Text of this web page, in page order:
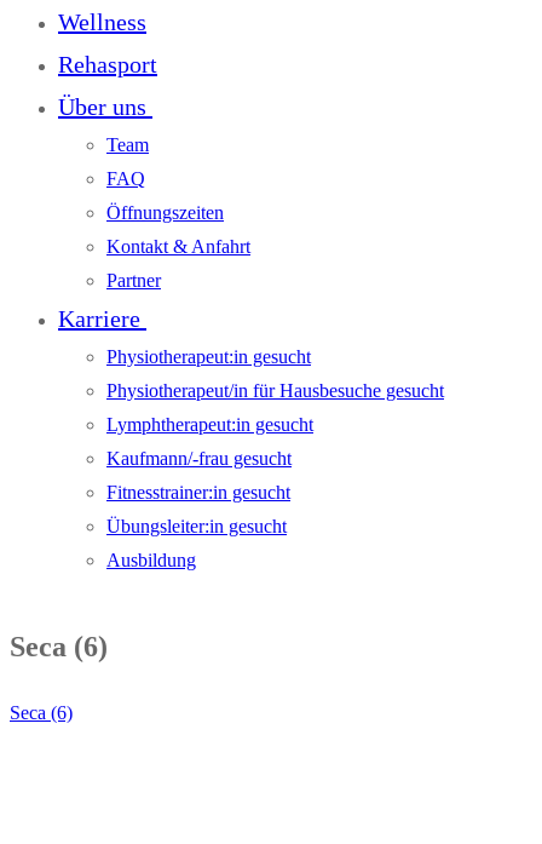
Wellness
Rehasport
Über uns
Team
FAQ
Öffnungszeiten
Kontakt & Anfahrt
Partner
Karriere
Physiotherapeut:in gesucht
Physiotherapeut/in für Hausbesuche gesucht
Lymphtherapeut:in gesucht
Kaufmann/-frau gesucht
Fitnesstrainer:in gesucht
Übungsleiter:in gesucht
Ausbildung
Seca (6)
Seca (6)